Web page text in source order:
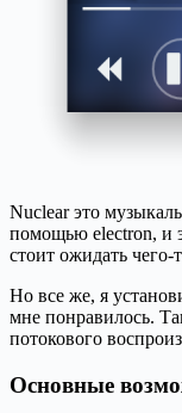
Nuclear это
помощью electron, и
стоит ожидать чего-
Но все же, я
мне понравилось.
потокового
Основные